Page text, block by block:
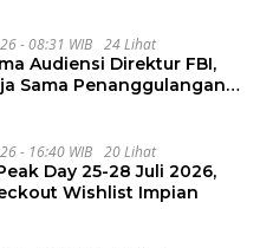
- 08:31 WIB 24 Lihat
Audiensi Direktur FBI,
Sama Penanggulangan
- 16:40 WIB 20 Lihat
Day 25-28 Juli 2026,
Wishlist Impian